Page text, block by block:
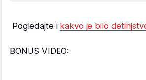
Pogledajte i kakvo je bilo
BONUS VIDEO: